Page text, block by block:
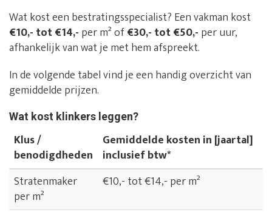
Wat kost een bestratingsspecialist? Een vakman kost
€10,- tot €14,- per m² of€30,- tot €50,- per uur,
afhankelijk van wat je met hem afspreekt.
In de volgende tabel vind je een handig overzicht van
gemiddelde prijzen.
Wat kost klinkers leggen?
Klus /
benodigdheden
Gemiddelde kosten in [jaartal]
inclusief btw*
Stratenmaker
per m²
€10,- tot €14,- per m²